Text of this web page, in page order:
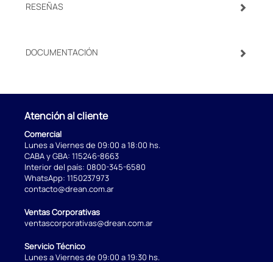
RESEÑAS
DOCUMENTACIÓN
Atención al cliente
Comercial
Lunes a Viernes de 09:00 a 18:00 hs.
CABA y GBA: 115246-8663
Interior del país: 0800-345-6580
WhatsApp: 1150237973
contacto@drean.com.ar
Ventas Corporativas
ventascorporativas@drean.com.ar
Servicio Técnico
Lunes a Viernes de 09:00 a 19:30 hs.